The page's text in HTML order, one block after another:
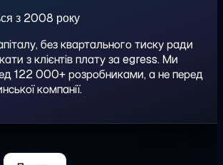
з 2008 року
без квартального тиску ради
з клієнтів плату за egress. Ми
122 000+ розробниками, а не перед
компанії.